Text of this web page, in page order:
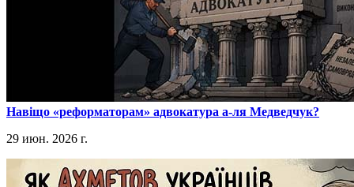
​Навіщо «реформаторам» адвокатура а-ля Медведчук?
29 июн. 2026 г.